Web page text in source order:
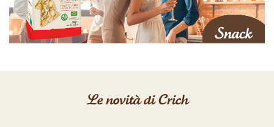
Le novità di Crich